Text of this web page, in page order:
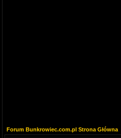
Forum Bunkrowiec.com.pl Strona Główna